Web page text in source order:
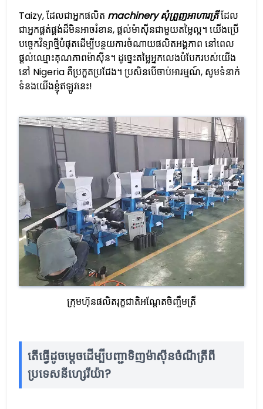
Taizy, ដែលជាអ្នកផលិត machinery សុំព្រួញអាហារត្រីដែល
ជាអ្នកផ្គត់ផ្គង់ដ៏មិនអាចរំខាន, ផ្ដល់ម៉ាស៊ីនជាមួយតម្លៃល្អ។ យើងប្រើ
បច្ចេកវិទ្យាថ្មីបំផុតដើម្បីបន្ថយការចំណាយផលិតអង្គភាព នៅពេល
ផ្តល់ឈ្មោះគុណភាពម៉ាស៊ីន។ ដូច្នេះតម្លៃអ្នកលេងបំបែករបស់យើង
នៅ Nigeria គឺប្រកួតប្រជែង។ ប្រសិនបើចាប់អារម្មណ៍, សូមទំនាក់
ទំនងយើងខ្ញុំឥឡូវនេះ!
ក្រុមហ៊ុនផលិតរុក្ខជាតិអណ្តែតចិញ្ចឹមត្រី
តើធ្វើដូចម្តេចដើម្បីបញ្ជាទិញម៉ាស៊ីនចំណីត្រីពី
ប្រទេសនីហ្សេរីយ៉ា?